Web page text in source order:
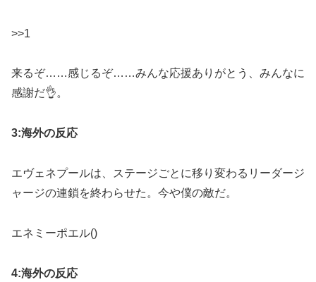
>>1
来るぞ……感じるぞ……みんな応援ありがとう、みんなに
感謝だ👌。
3:海外の反応
エヴェネプールは、ステージごとに移り変わるリーダージ
ャージの連鎖を終わらせた。今や僕の敵だ。
エネミーポエル()
4:海外の反応